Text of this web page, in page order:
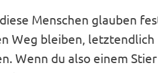
Menschen glauben
Weg bleiben, letztendlich
Wenn du also einem